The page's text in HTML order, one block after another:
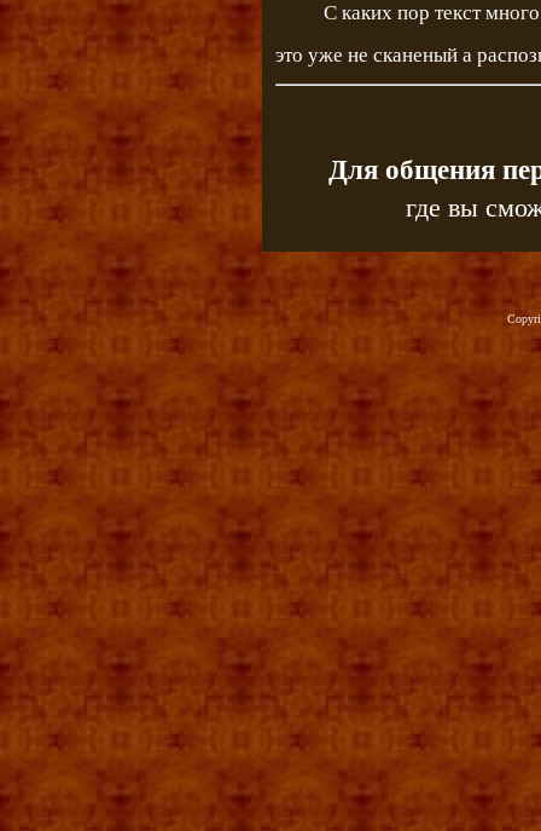
С каких пор текст
это уже не сканеный а
Для общения
где вы